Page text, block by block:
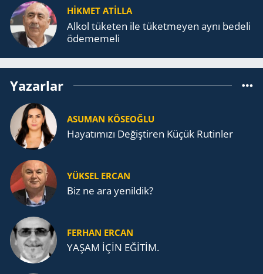
TEŞKİLATI’NA UZANAN MİRASI
HİKMET ATİLLA
Alkol tü­ke­ten ile tü­ket­me­yen aynı be­de­li
öde­me­me­li
Yazarlar
ASUMAN KÖSEOĞLU
Ha­ya­tı­mı­zı De­ğiş­ti­ren Küçük Ru­tin­ler
YÜKSEL ERCAN
Biz ne ara yenildik?
FERHAN ERCAN
YAŞAM İÇİN EĞİTİM.